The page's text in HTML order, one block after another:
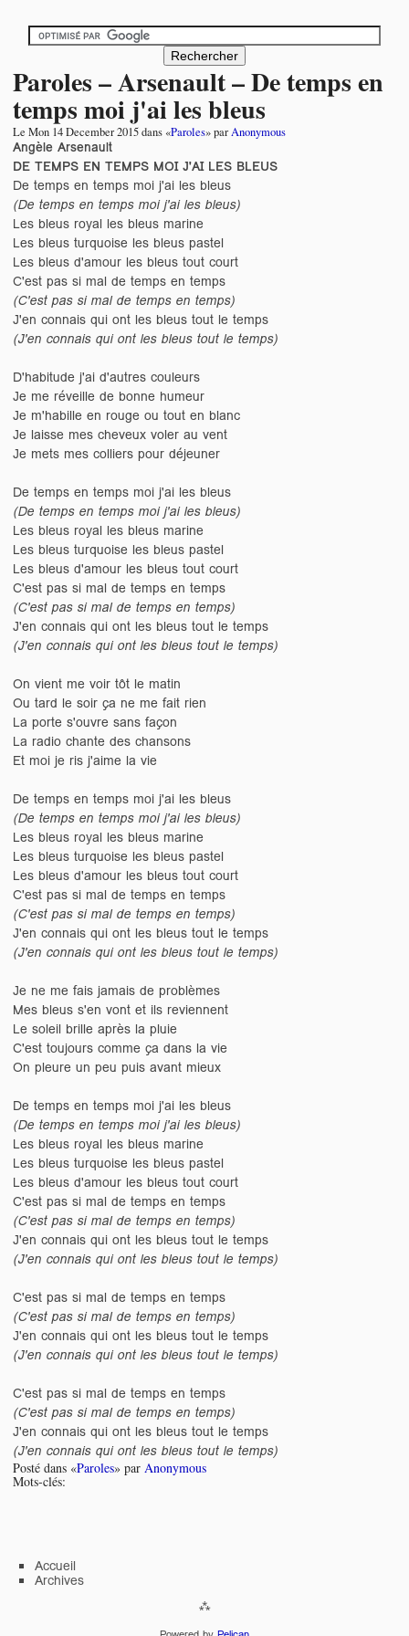
Paroles – Arsenault – De temps en
temps moi j'ai les bleus
Le Mon 14 December 2015dans «Paroles» parAnonymous
Angèle Arsenault
DE TEMPS EN TEMPS MOI J'AI LES BLEUS
De temps en temps moi j'ai les bleus
(De temps en temps moi j'ai les bleus)
Les bleus royal les bleus marine
Les bleus turquoise les bleus pastel
Les bleus d'amour les bleus tout court
C'est pas si mal de temps en temps
(C'est pas si mal de temps en temps)
J'en connais qui ont les bleus tout le temps
(J'en connais qui ont les bleus tout le temps)
D'habitude j'ai d'autres couleurs
Je me réveille de bonne humeur
Je m'habille en rouge ou tout en blanc
Je laisse mes cheveux voler au vent
Je mets mes colliers pour déjeuner
De temps en temps moi j'ai les bleus
(De temps en temps moi j'ai les bleus)
Les bleus royal les bleus marine
Les bleus turquoise les bleus pastel
Les bleus d'amour les bleus tout court
C'est pas si mal de temps en temps
(C'est pas si mal de temps en temps)
J'en connais qui ont les bleus tout le temps
(J'en connais qui ont les bleus tout le temps)
On vient me voir tôt le matin
Ou tard le soir ça ne me fait rien
La porte s'ouvre sans façon
La radio chante des chansons
Et moi je ris j'aime la vie
De temps en temps moi j'ai les bleus
(De temps en temps moi j'ai les bleus)
Les bleus royal les bleus marine
Les bleus turquoise les bleus pastel
Les bleus d'amour les bleus tout court
C'est pas si mal de temps en temps
(C'est pas si mal de temps en temps)
J'en connais qui ont les bleus tout le temps
(J'en connais qui ont les bleus tout le temps)
Je ne me fais jamais de problèmes
Mes bleus s'en vont et ils reviennent
Le soleil brille après la pluie
C'est toujours comme ça dans la vie
On pleure un peu puis avant mieux
De temps en temps moi j'ai les bleus
(De temps en temps moi j'ai les bleus)
Les bleus royal les bleus marine
Les bleus turquoise les bleus pastel
Les bleus d'amour les bleus tout court
C'est pas si mal de temps en temps
(C'est pas si mal de temps en temps)
J'en connais qui ont les bleus tout le temps
(J'en connais qui ont les bleus tout le temps)
C'est pas si mal de temps en temps
(C'est pas si mal de temps en temps)
J'en connais qui ont les bleus tout le temps
(J'en connais qui ont les bleus tout le temps)
C'est pas si mal de temps en temps
(C'est pas si mal de temps en temps)
J'en connais qui ont les bleus tout le temps
(J'en connais qui ont les bleus tout le temps)
Posté dans «Paroles» par Anonymous
Mots-clés:
Accueil
Archives